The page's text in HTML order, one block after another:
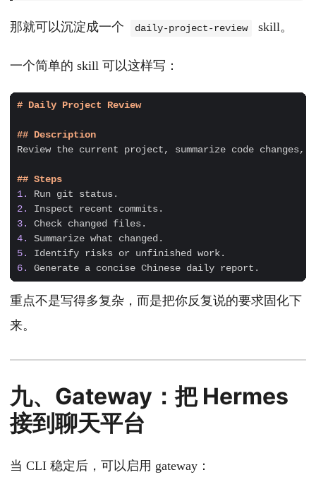
那就可以沉淀成一个 daily-project-review skill。
一个简单的 skill 可以这样写：
1.
2.
3.
4.
5.
6.
重点不是写得多复杂，而是把你反复说的要求固化下
来。
九、Gateway：把 Hermes
接到聊天平台
当 CLI 稳定后，可以启用 gateway：